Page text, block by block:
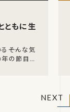
ともに生
――そんな気
の節目を
NEXT